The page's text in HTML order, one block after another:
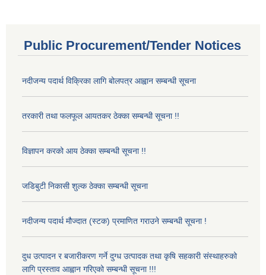
Public Procurement/Tender Notices
नदीजन्य पदार्थ विक्रिका लागि बोलपत्र आह्वान सम्बन्धी सूचना
तरकारी तथा फलफूल आयतकर ठेक्का सम्बन्धी सूचना !!
विज्ञापन करको आय ठेक्का सम्बन्धी सूचना !!
जडिबुटी निकासी शुल्क ठेक्का सम्बन्धी सूचना
नदीजन्य पदार्थ मौज्दात (स्टक) प्रमाणित गराउने सम्बन्धी सूचना !
दुध उत्पादन र बजारीकरण गर्ने दुग्ध उत्पादक तथा कृषि सहकारी संस्थाहरुको
लागि प्रस्ताव आह्वान गरिएको सम्बन्धी सूचना !!!